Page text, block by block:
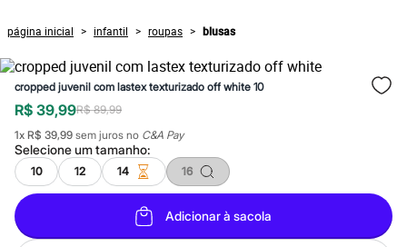
Masculino
Infantil
Calçados
Mindse7
Plus Size
Até 20% off
Até 40% off
Até 60% off
A partir de 60% off
Feminino
Em alta
Inverno
Alfaiataria
Novidades
página inicial > infantil > roupas > blusas
cropped juvenil com lastex texturizado off white 10
R$ 39,99R$ 89,99
1x R$ 39,99 sem juros no C&A Pay
Selecione umtamanho:
10 12 14 16
Adicionar à sacola